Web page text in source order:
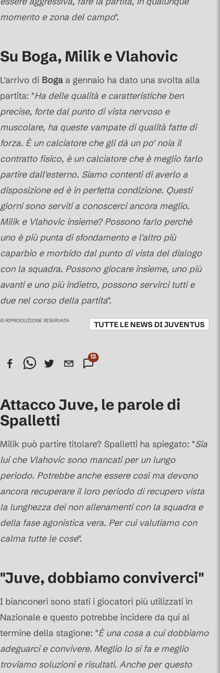
momento e zona del campo".
Su Boga, Milik e Vlahovic
L'arrivo di Boga a gennaio ha dato una svolta alla
partita: "Ha delle qualità e caratteristiche ben
precise, forte dal punto di vista nervoso e
muscolare, ha queste vampate di qualità fatte di
forza. È un calciatore che gli dà un po' noia il
contratto fisico, è un calciatore che è meglio farlo
partire dall'esterno. Siamo contenti di averlo a
disposizione ed è in perfetta condizione. Questi
giorni sono serviti a conoscerci ancora meglio.
Milik e Vlahovic insieme? Possono farlo perchè
uno è più punta di sfondamento e l'altro più
caparbio e morbido dal punto di vista del dialogo
con la squadra. Possono giocare insieme, uno più
avanti e uno più indietro, possono servirci tutti e
due nel corso della partita".
© RIPRODUZIONE RISERVATA TUTTE LE NEWS DIJUVENTUS
134
Attacco Juve, le parole di
Spalletti
Milik può partire titolare? Spalletti ha spiegato: "Sia
lui che Vlahovic sono mancati per un lungo
periodo. Potrebbe anche essere così ma devono
ancora recuperare il loro periodo di recupero vista
la lunghezza dei non allenamenti con la squadra e
della fase agonistica vera. Per cui valutiamo con
calma tutte le cose".
"Juve, dobbiamo conviverci"
I bianconeri sono stati i giocatori più utilizzati in
Nazionale e questo potrebbe incidere da qui al
termine della stagione: "È una cosa a cui dobbiamo
adeguarci e convivere. Meglio lo si fa e meglio
troviamo soluzioni e risultati. Anche per questo